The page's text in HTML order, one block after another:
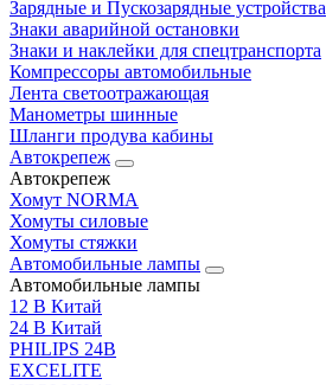
Зарядные и Пускозарядные устройства
Знаки аварийной остановки
Знаки и наклейки для спецтранспорта
Компрессоры автомобильные
Лента светоотражающая
Манометры шинные
Шланги продува кабины
Автокрепеж
Автокрепеж
Хомут NORMA
Хомуты силовые
Хомуты стяжки
Автомобильные лампы
Автомобильные лампы
12 В Китай
24 В Китай
PHILIPS 24В
EXCELITE